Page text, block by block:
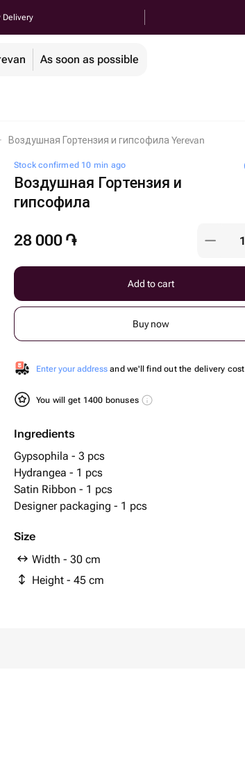
Delivery
As soon as possible
Воздушная Гортензия и гипсофила Yerevan
Stock confirmed 10 min ago
Воздушная Гортензия и
гипсофила
28 000 ֏
Add to cart
Buy now
Enter your address and we'll find out the delivery cost
You will get 1400 bonuses
Ingredients
Gypsophila - 3 pcs
Hydrangea - 1 pcs
Satin Ribbon - 1 pcs
Designer packaging - 1 pcs
Size
Width - 30 cm
Height - 45 cm